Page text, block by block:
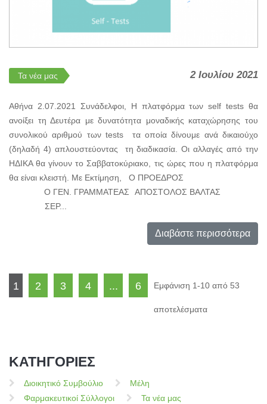
Τα νέα μας 2 Ιουλίου 2021
Αθήνα 2.07.2021 Συνάδελφοι, Η πλατφόρμα των self tests θα
ανοίξει τη Δευτέρα με δυνατότητα μοναδικής καταχώρησης του
συνολικού αριθμού των tests τα οποία δίνουμε ανά δικαιούχο
(δηλαδή 4) απλουστεύοντας τη διαδικασία. Οι αλλαγές από την
ΗΔΙΚΑ θα γίνουν το Σαββατοκύριακο, τις ώρες που η πλατφόρμα
θα είναι κλειστή. Με Εκτίμηση, Ο ΠΡΟΕΔΡΟΣ
Ο ΓΕΝ. ΓΡΑΜΜΑΤΕΑΣ ΑΠΟΣΤΟΛΟΣ ΒΑΛΤΑΣ
ΣΕΡ...
Διαβάστε περισσότερα
1 2 3 4 ... 6 Εμφάνιση 1-10 από 53
αποτελέσματα
ΚΑΤΗΓΟΡΙΕΣ
Διοικητικό Συμβούλιο
Μέλη
Φαρμακευτικοί Σύλλογοι
Τα νέα μας